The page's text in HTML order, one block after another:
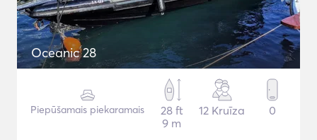
Oceanic 28
Piepūšamais piekaramais
28 ft
9 m
12 Kruīza 0